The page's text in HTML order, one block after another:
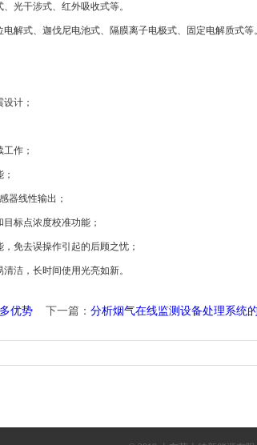
光干涉式、红外吸收式等。
式、迦伐尼电池式、隔膜离子电极式、固定电解质式等。
计；
作；
线性输出；
标点浓度校准功能；
免去误操作引起的后顾之忧；
洁，长时间使用光亮如新。
优势 下一篇： 分析烟气在线监测设备处理系统